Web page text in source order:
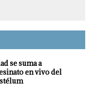
se suma a
en vivo del